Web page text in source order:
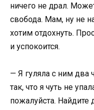
ничего не драл.
свобода. Мам, ну не
хотим отдохнуть.
и успокоится.
— Я гуляла с ним два
так, что я чуть не
пожалуйста.